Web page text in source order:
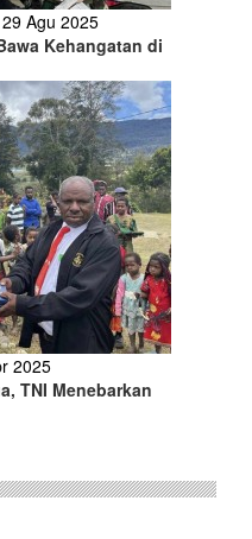
Agu 2025
Kehangatan di
2025
TNI Menebarkan